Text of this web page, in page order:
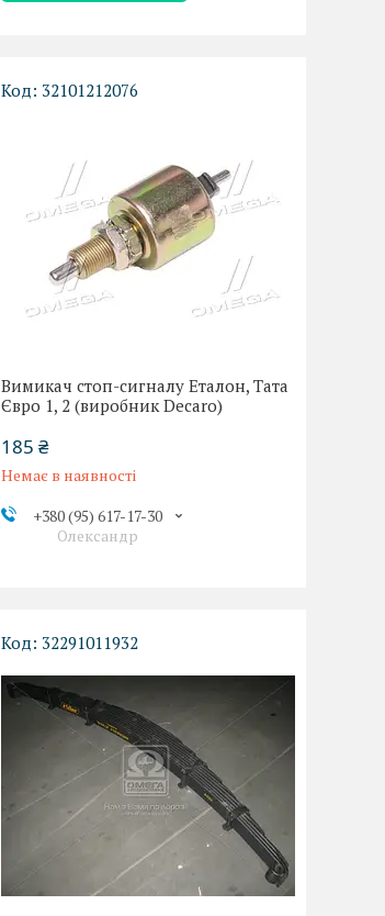
32101212076
Вимикач стоп-сигналу Еталон, Тата
Євро 1, 2 (виробник Decaro)
185 ₴
Немає в наявності
+380 (95) 617-17-30
Олександр
32291011932